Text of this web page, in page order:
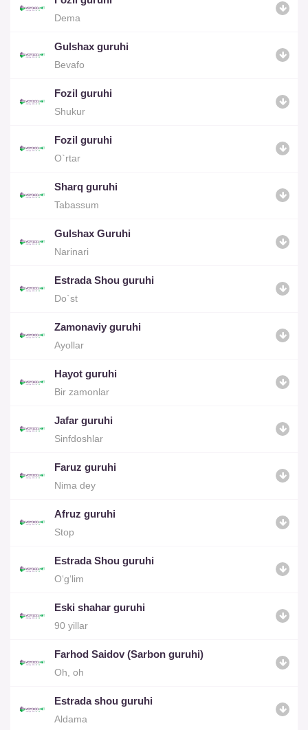
Dema
Gulshax guruhi
Bevafo
Fozil guruhi
Shukur
Fozil guruhi
O`rtar
Sharq guruhi
Tabassum
Gulshax Guruhi
Narinari
Estrada Shou guruhi
Do`st
Zamonaviy guruhi
Ayollar
Hayot guruhi
Bir zamonlar
Jafar guruhi
Sinfdoshlar
Faruz guruhi
Nima dey
Afruz guruhi
Stop
Estrada Shou guruhi
O‘g‘lim
Eski shahar guruhi
90 yillar
Farhod Saidov (Sarbon guruhi)
Oh, oh
Estrada shou guruhi
Aldama